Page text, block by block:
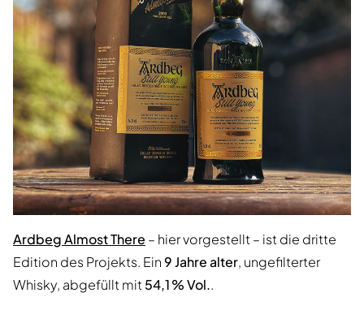
Ardbeg Almost There – hier vorgestellt – ist die dritte
Edition des Projekts. Ein9 Jahre alter, ungefilterter
Whisky, abgefüllt mit 54,1 % Vol..